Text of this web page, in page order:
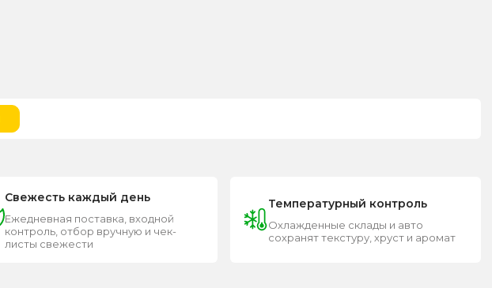
Свежесть каждый день
Ежедневная поставка, входной
контроль, отбор вручную и чек-
листы свежести
Температурный контроль
Охлажденные склады и авто
сохранят текстуру, хруст и аромат